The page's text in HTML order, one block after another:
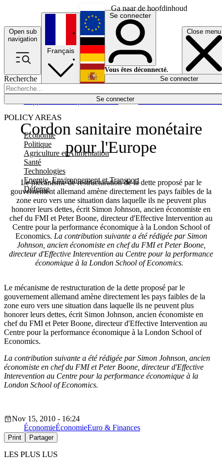
Ga naar de hoofdinhoud
Open sub
navigation
Close menu
Recherche
Se connecter
POLICY AREAS
Economie
Politique
Agriculture et Alimentation
Santé
Technologies
Energie, Environnement et Transport
Défense
Économie
Français
English
Deutsch
Español
Se connecter
Vous êtes déconnecté.
Se connecter
Cordon sanitaire monétaire
pour l'Europe
Le mécanisme de restructuration de la dette proposé par le
gouvernement allemand amène directement les pays faibles de la
zone euro vers une situation dans laquelle ils ne peuvent plus
honorer leurs dettes, écrit Simon Johnson, ancien économiste en
chef du FMI et Peter Boone, directeur d'Effective Intervention au
Centre pour la performance économique à la London School of
Economics. La contribution suivante a été rédigée par Simon
Johnson, ancien économiste en chef du FMI et Peter Boone,
directeur d'Effective Interevention au Centre pour la performance
économique à la London School of Economics.
Le mécanisme de restructuration de la dette proposé par le
gouvernement allemand amène directement les pays faibles de la
zone euro vers une situation dans laquelle ils ne peuvent plus
honorer leurs dettes, écrit Simon Johnson, ancien économiste en
chef du FMI et Peter Boone, directeur d'Effective Intervention au
Centre pour la performance économique à la London School of
Economics.
La contribution suivante a été rédigée par Simon Johnson, ancien
économiste en chef du FMI et Peter Boone, directeur d'Effective
Interevention au Centre pour la performance économique à la
London School of Economics.
Nov 15, 2010 - 16:24
ÉconomieÉconomieEuro & Finances
Print Partager
LES PLUS LUS